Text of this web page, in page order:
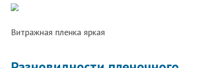
Витражная пленка яркая